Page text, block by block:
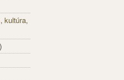
kultúra,